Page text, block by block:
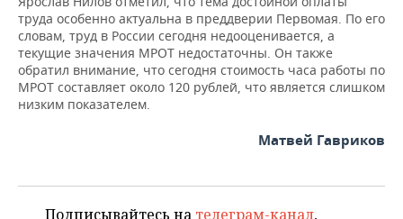
труда особенно актуальна в преддверии Первомая. По его
словам, труд в России сегодня недооценивается, а
текущие значения МРОТ недостаточны. Он также
обратил внимание, что сегодня стоимость часа работы по
МРОТ составляет около 120 рублей, что является слишком
низким показателем.
Матвей Гавриков
Подписывайтесь на телеграм-канал,